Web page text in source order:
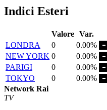
Indici Esteri
Valore Var.
LONDRA
0
0.00%
NEW YORK 0
0.00%
PARIGI
0
0.00%
TOKYO
0
0.00%
Network Rai
TV